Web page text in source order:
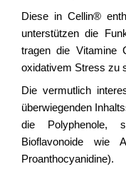
Diese in Cellin®
unterstützen die
tragen die Vitamine
oxidativem Stress zu
Die vermutlich
überwiegenden
die Polyphenole,
Bioflavonoide wie
Proanthocyanidine).